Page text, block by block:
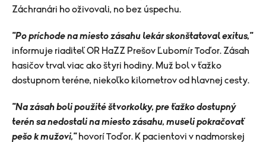
Záchranári ho oživovali, no bez úspechu.
"Po príchode na miesto zásahu lekár skonštatoval exitus,"
informuje riaditeľ OR HaZZ Prešov Ľubomír Toďor. Zásah
hasičov trval viac ako štyri hodiny. Muž bol v ťažko
dostupnom teréne, niekoľko kilometrov od hlavnej cesty.
"Na zásah boli použité štvorkolky, pre ťažko dostupný
terén sa nedostali na miesto zásahu, museli pokračovať
pešo k mužovi,"hovorí Toďor. K pacientovi v nadmorskej